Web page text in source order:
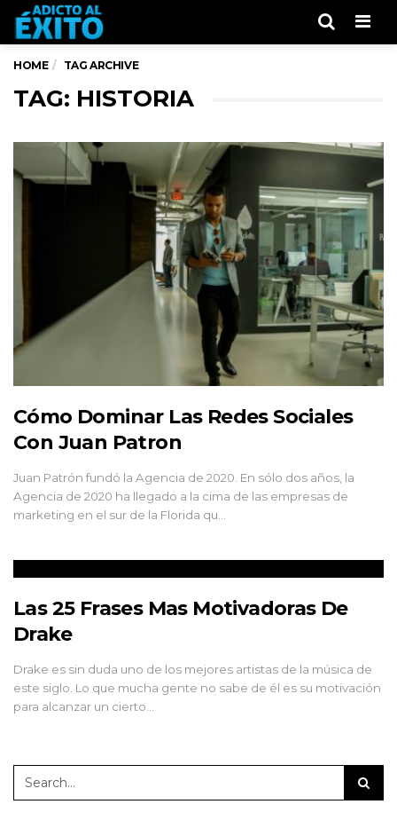
HOME TAG ARCHIVE
TAG: HISTORIA
Cómo Dominar Las Redes Sociales
Con Juan Patron
Juan Patrón fundó la Agencia de 2020. En sólo dos años, la
Agencia de 2020 ha llegado a la cima de las empresas de
marketing en el sur de la Florida qu…
Las 25 Frases Mas Motivadoras De
Drake
Drake es sin duda uno de los mejores artistas de la música de
este siglo. Lo que mucha gente no sabe de él es su motivación
para alcanzar un cierto…